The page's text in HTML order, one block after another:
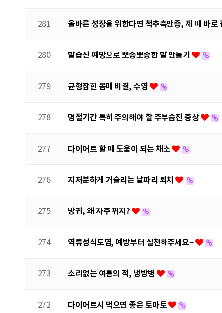
281 올바른 성장을 위한다면 척추측만증, 제 때 바로
280 발습진 예방으로 뽀송뽀송한 발 만들기
279 균형잡힌 몸매 비결, 수영
278 명절기간 특히 주의해야 할 주부습진 증상
277 다이어트 할 때 도움이 되는 채소
276 지저분하게 거슬리는 날파리 퇴치
275 방귀, 왜 자주 뀌지?
274 역류성식도염, 예방부터 실천해주세요~
273 소리없는 여름의 적, 냉방병
272 다이어트시 먹으면 좋은 토마토